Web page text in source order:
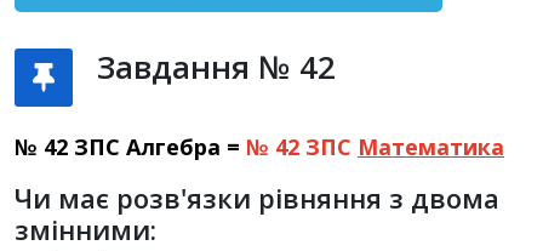
Завдання № 42
№ 42 ЗПС Алгебра = № 42 ЗПС Математика
Чи має розв'язки рівняння з двома
змінними: